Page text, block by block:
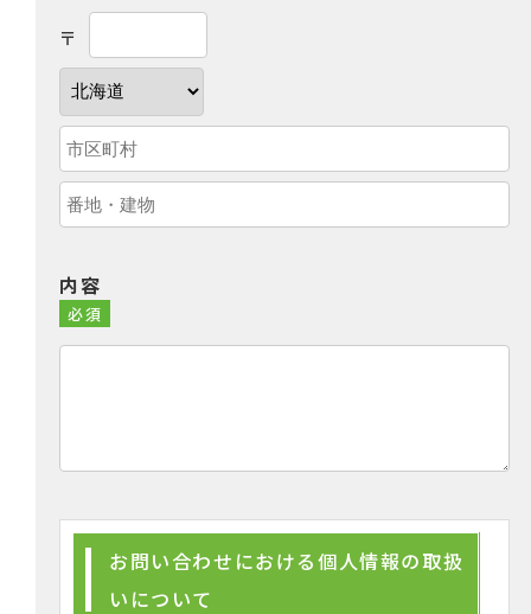
〒
内容
必須
お問い合わせにおける個人情報の取扱
いについて